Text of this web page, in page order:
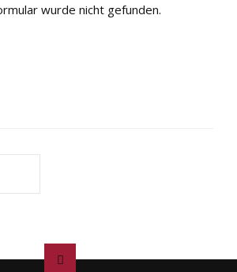
wurde nicht gefunden.